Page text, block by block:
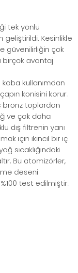
tek yönlü
Kesinlikle
güvenilirliğin çok
birçok avantaj
kullanımdan
konisini korur.
bronz toplardan
ve çok daha
dış filtrenin yanı
için ikincil bir iç
sıcaklığındaki
Bu atomizörler,
deseni
test edilmiştir.